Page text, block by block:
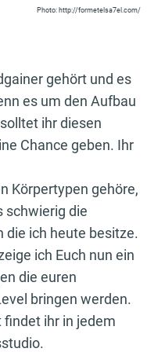
Photo: http://formetelsa7el.com/
gehört und es
es um den Aufbau
ihr diesen
Chance geben. Ihr
Körpertypen gehöre,
schwierig die
die ich heute besitze.
ich Euch nun ein
die euren
bringen werden.
ihr in jedem